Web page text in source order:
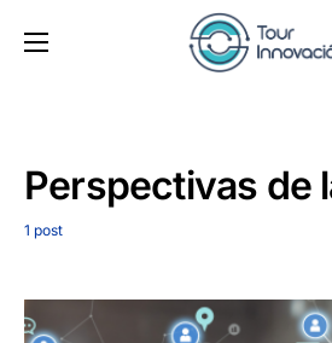
Perspectivas de
1 post